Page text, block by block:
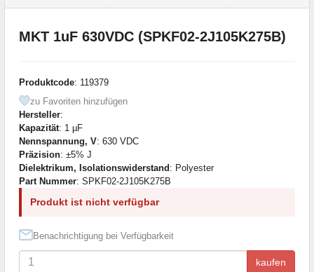
MKT 1uF 630VDC (SPKF02-2J105K275B)
Produktcode: 119379
zu Favoriten hinzufügen
Hersteller:
Kapazität: 1 µF
Nennspannung, V: 630 VDC
Präzision: ±5% J
Dielektrikum, Isolationswiderstand: Polyester
Part Nummer: SPKF02-2J105K275B
Produkt ist nicht verfügbar
Benachrichtigung bei Verfügbarkeit
kaufen